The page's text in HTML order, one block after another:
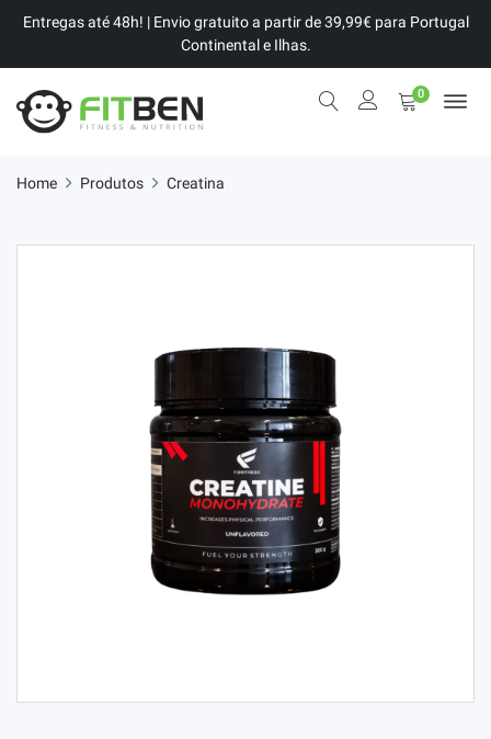
Entregas até 48h! | Envio gratuito a partir de 39,99€ para Portugal
Continental e Ilhas.
0
Home Produtos Creatina